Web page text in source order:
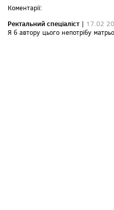
Коментарії:
Ректальний спеціаліст| 17.02
Я б автору цього непотрібу